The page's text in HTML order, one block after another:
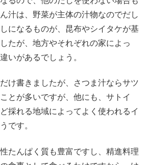
汁は、野菜が主体の汁物なのでだし
になるものが、昆布やシイタケが基
たが、地方やそれぞれの家によっ
いがあるでしょう。
け書きましたが、さつま汁ならサツ
とが多いですが、他にも、サトイ
採れる地域によってよく使われるイ
です。
たんぱく質も豊富ですし、精進料理